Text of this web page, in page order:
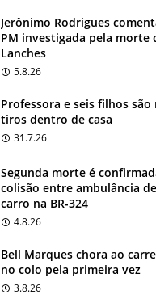
Jerônimo Rodrigues
PM investigada pela morte
Lanches
5.8.26
Professora e seis filhos são
tiros dentro de casa
31.7.26
Segunda morte é
colisão entre ambulância
carro na BR-324
4.8.26
Bell Marques chora ao
no colo pela primeira vez
3.8.26